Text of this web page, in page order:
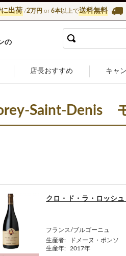
出荷/2万円 or 6本以上で送料無料 ス
ョップ カーヴ・ド・ラ・マドレ
の
店長おすすめ キャ
Saint-Denis
フランス/ブルゴーニュ
クロ・ド・ラ・ロッシ
生産者:
ドメーヌ・ポンソ
生産年:
2017年